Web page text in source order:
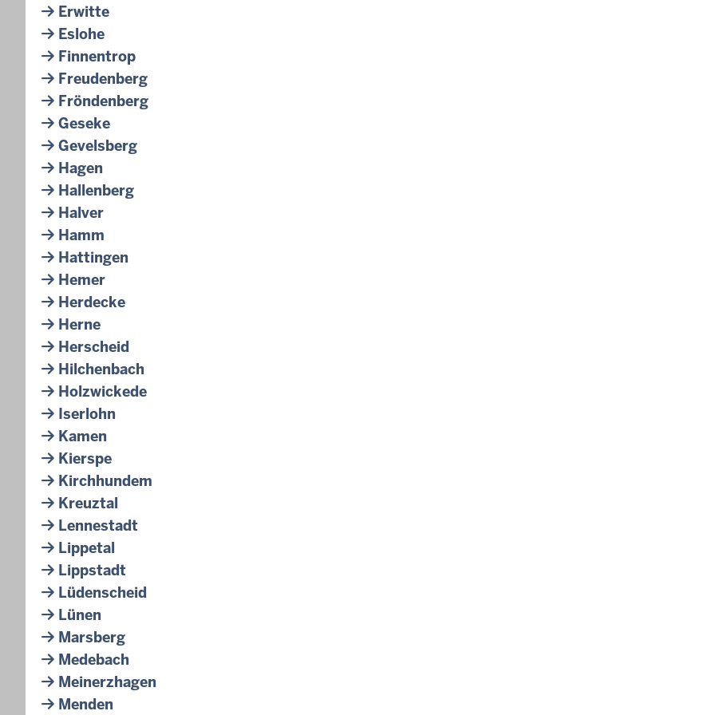
Erwitte
Eslohe
Finnentrop
Freudenberg
Fröndenberg
Geseke
Gevelsberg
Hagen
Hallenberg
Halver
Hamm
Hattingen
Hemer
Herdecke
Herne
Herscheid
Hilchenbach
Holzwickede
Iserlohn
Kamen
Kierspe
Kirchhundem
Kreuztal
Lennestadt
Lippetal
Lippstadt
Lüdenscheid
Lünen
Marsberg
Medebach
Meinerzhagen
Menden